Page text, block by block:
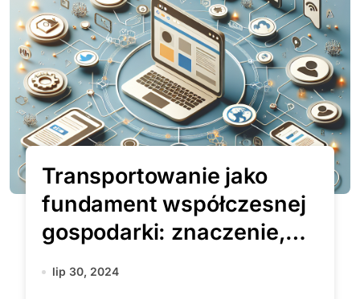
Transportowanie jako
fundament współczesnej
gospodarki: znaczenie,
wyzwania i przyszłość
lip 30, 2024